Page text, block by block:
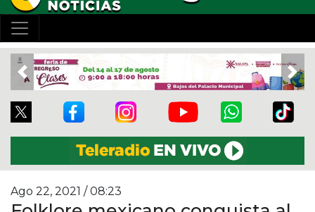
Previous
Ago 22, 2021 / 08:23